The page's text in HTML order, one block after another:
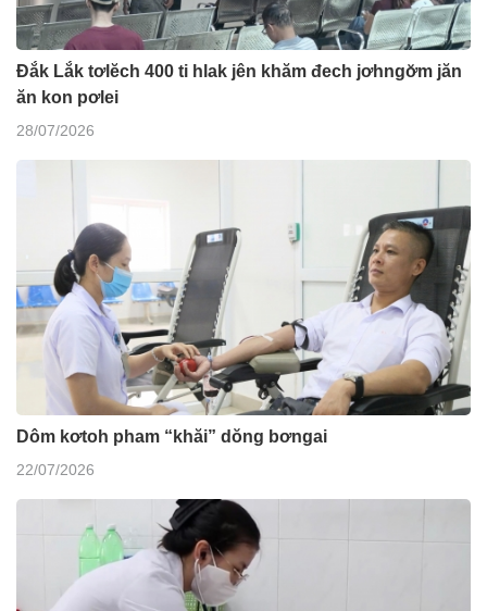
Đắk Lắk tơlĕch 400 ti hlak jên khăm đech jơhngơ̆m jăn
ăn kon pơlei
28/07/2026
Dôm kơtoh pham “khăi” dŏng bơngai
22/07/2026